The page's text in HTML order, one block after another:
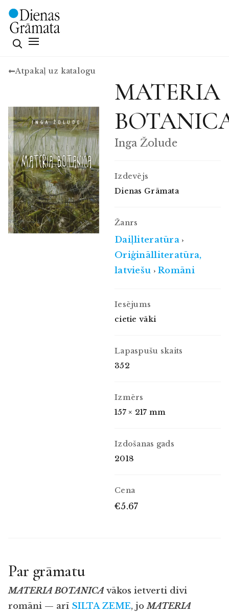
Atpakaļ uz katalogu
MATERIA
Inga Žolude
Izdevējs
Dienas Grāmata
Žanrs
Daiļliteratūra ›
Oriģinālliteratūra,
latviešu ›Romāni
Iesējums
cietie vāki
Lapaspušu skaits
352
Izmērs
157 × 217 mm
Izdošanas gads
2018
Cena
€5.67
Par grāmatu
MATERIA BOTANICAvākos ietverti divi
romāni — arī SILTA ZEME, joMATERIA